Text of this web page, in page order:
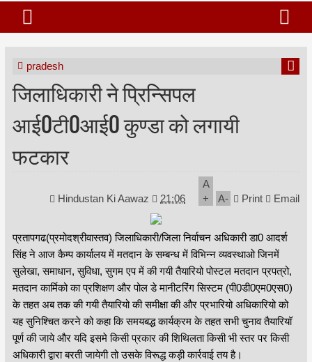
pradesh
जिलाधिकारी ने प्रिन्सिपल
आई0टी0आई0 कुण्डा को लगायी
फटकार
Hindustan Ki Aawaz 21:06
A
+
A- Print Email
प्रतापगढ(प्रमोदश्रीवास्तव) जिलाधिकारी/जिला निर्वाचन अधिकारी डा0 आदर्श
सिंह ने आज कैम्प कार्यालय में मतदान के सम्बन्ध में विभिन्न व्यवस्थाओ जिनमें
सुलेखा, समाधान, सुविधा, सुगम एप में की गयी तैयारियो पोस्टल मतदान प्रपत्रो,
मतदान कार्मिको का प्रशिक्षण और पोल डे मानीटरिंग सिस्टम (पी0डी0एम0एस0)
के तहत अब तक की गयी तैयारियो की समीक्षा की और प्रभारियो अधिकारियो को
यह सुनिश्चित करने को कहा कि समयबद्ध कार्यक्रम के तहत सभी चुनाव तैयारियॉ
पूर्ण की जाये और यदि इसमे किसी प्रकार की शिथिलता किसी भी स्तर पर किसी
अधिकारी द्वारा बरती जायेगी तो उसके विरूद्ध कड़ी कार्रवाई तय है।